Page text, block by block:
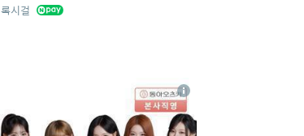
록시걸
상
세